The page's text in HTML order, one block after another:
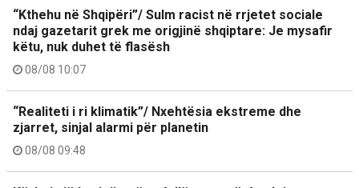
“Kthehu në Shqipëri”/ Sulm racist në rrjetet sociale
ndaj gazetarit grek me origjinë shqiptare: Je mysafir
këtu, nuk duhet të flasësh
08/08 10:07
“Realiteti i ri klimatik”/ Nxehtësia ekstreme dhe
zjarret, sinjal alarmi për planetin
08/08 09:48